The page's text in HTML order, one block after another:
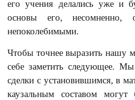
его учения делались уже и
основы его, несомненно,
непоколебимыми.
Чтобы точнее выразить нашу
себе заметить следующее.
сделки с установившимся, в
каузальным составом